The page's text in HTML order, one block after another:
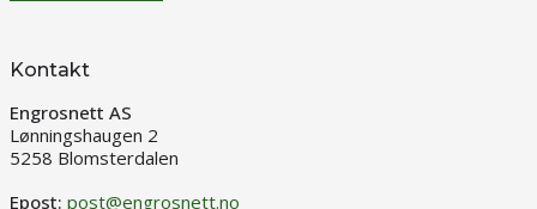
Kontakt
Engrosnett AS
Lønningshaugen 2
5258 Blomsterdalen
Epost: post@engrosnett.no